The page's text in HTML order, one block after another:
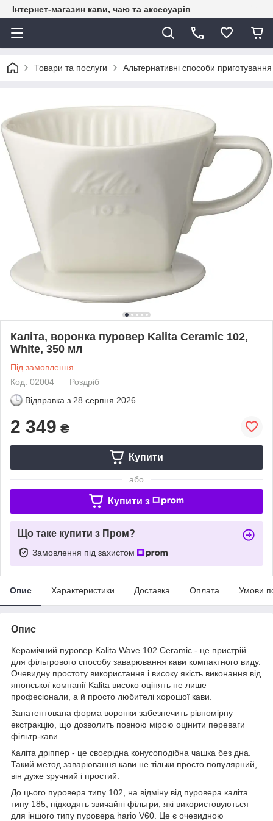
Інтернет-магазин кави, чаю та аксесуарів
Товари та послуги Альтернативні способи
Каліта, воронка пуровер Kalita Ceramic 102,
White, 350 мл
Під замовлення
Код: 02004
Роздріб
Відправка з 28 серпня 2026
2 349 ₴
Купити
або
Купити з
Що таке купити з Пром?
Замовлення під захистом
Опис Характеристики Доставка Оплата Умови
Опис
Керамічний пуровер Kalita Wave 102 Ceramic - це пристрій
для фільтрового способу заварювання кави компактного виду.
Очевидну простоту використання і високу якість виконання від
японської компанії Kalita високо оцінять не лише
професіонали, а й просто любителі хорошої кави.
Запатентована форма воронки забезпечить рівномірну
екстракцію, що дозволить повною мірою оцінити переваги
фільтр-кави.
Каліта дріппер - це своєрідна конусоподібна чашка без дна.
Такий метод заварювання кави не тільки просто популярний,
він дуже зручний і простий.
До цього пуровера типу 102, на відміну від пуровера каліта
типу 185, підходять звичайні фільтри, які використовуються
для іншого типу пуровера hario V60. Це є очевидною